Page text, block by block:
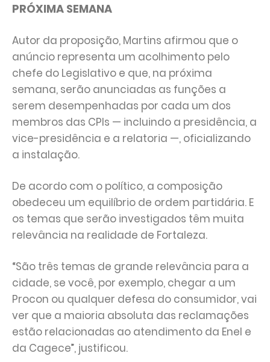
PRÓXIMA SEMANA
Autor da proposição, Martins afirmou que o
anúncio representa um acolhimento pelo
chefe do Legislativo e que, na próxima
semana, serão anunciadas as funções a
serem desempenhadas por cada um dos
membros das CPIs — incluindo a presidência, a
vice-presidência e a relatoria —, oficializando
a instalação.
De acordo com o político, a composição
obedeceu um equilíbrio de ordem partidária. E
os temas que serão investigados têm muita
relevância na realidade de Fortaleza.
“São três temas de grande relevância para a
cidade, se você, por exemplo, chegar a um
Procon ou qualquer defesa do consumidor, vai
ver que a maioria absoluta das reclamações
estão relacionadas ao atendimento da Enel e
da Cagece”, justificou.